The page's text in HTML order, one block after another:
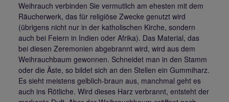
Weihrauch verbinden Sie vermutlich am ehesten mit dem
Räucherwerk, das für religiöse Zwecke genutzt wird
(übrigens nicht nur in der katholischen Kirche, sondern
auch bei Feiern in Indien oder Afrika). Das Material, das
bei diesen Zeremonien abgebrannt wird, wird aus dem
Weihrauchbaum gewonnen. Schneidet man in den Stamm
oder die Äste, so bildet sich an den Stellen ein Gummiharz.
Es sieht meistens gelblich-braun aus, manchmal geht es
auch ins Rötliche. Wird dieses Harz verbrannt, entsteht der